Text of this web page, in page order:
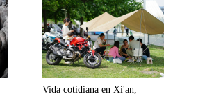
Vida cotidiana en Xi'an,